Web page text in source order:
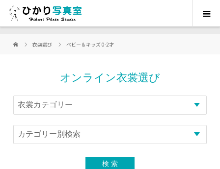
衣装選び ベビー＆キッズ 0-2才
オンライン衣裳選び